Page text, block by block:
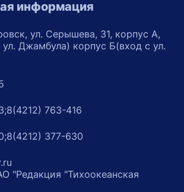
информация
ул. Серышева, 31, корпус А,
Джамбула) корпус Б(вход с ул.
8(4212) 763-416
8(4212) 377-630
"Редакция "Тихоокеанская